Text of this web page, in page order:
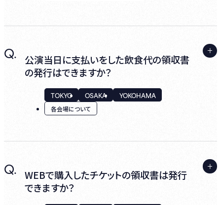
込みいただく内容のクレジットカード決済が
発生し、はじめにお支払い済みの金額はご返
金されます。
はい、可能です。
ログインし、マイページ内の『購入履歴』より該
当公演の『詳細』を選択し、「ご予約のキャンセ
は、キャンセル手数料が発生いたします。
Q.
公演当日に支払いをした飲食代の領収書
の発行はできますか？
TOKYO OSAKA YOKOHAMA
各会場について
はい、可能です。
ご精算後、店内のスタッフにご飲食代の領収
Q.
WEBで購入したチケットの領収書は発行
できますか？